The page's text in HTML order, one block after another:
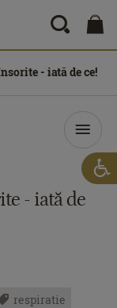
- iată de ce!
- iată de
respiratie